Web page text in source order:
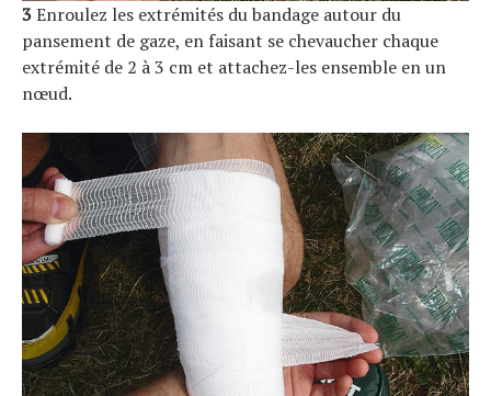
3Enroulez les extrémités du bandage autour du
pansement de gaze, en faisant se chevaucher chaque
extrémité de 2 à 3 cm et attachez-les ensemble en un
nœud.
S
e
a
r
c
h
f
o
r
: